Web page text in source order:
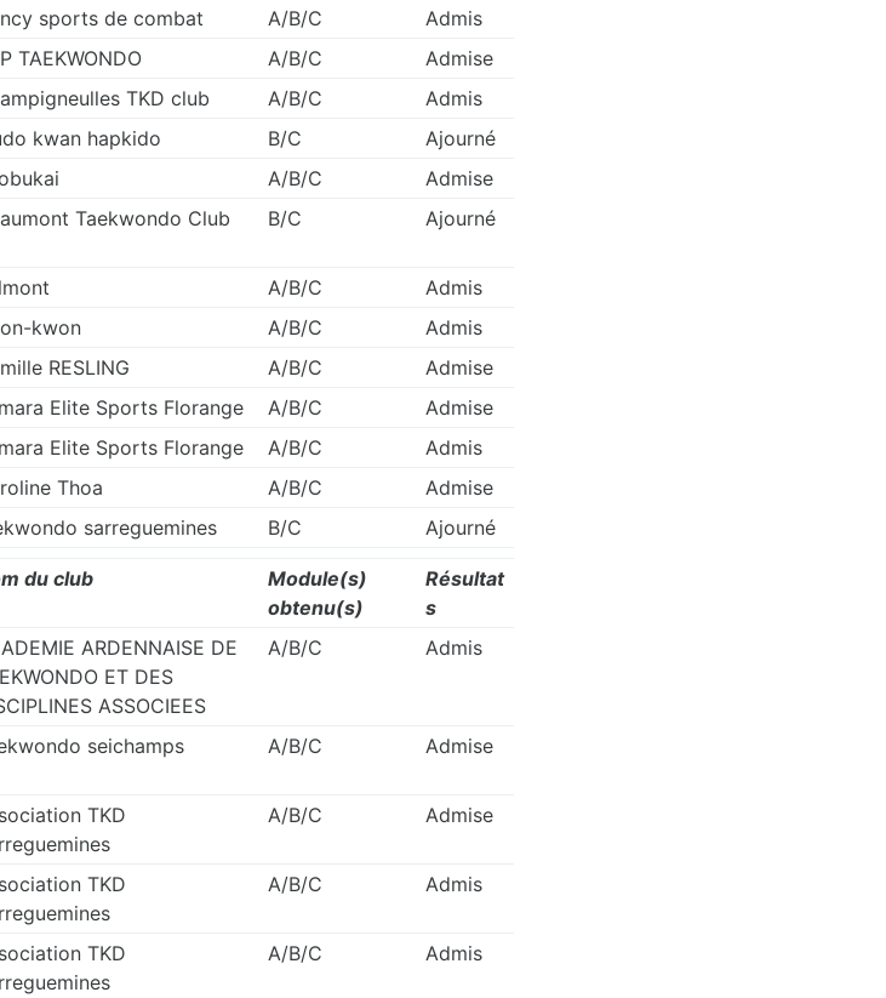
sports de combat A/B/C
Admis
TAEKWONDO A/B/C
Admise
TKD club A/B/C
Admis
kwan hapkido B/C
Ajourné
A/B/C
Admise
Taekwondo Club B/C Ajourné
A/B/C
Admis
kwon A/B/C
Admis
RESLING A/B/C
Admise
Elite Sports Florange A/B/C
Admise
Elite Sports Florange A/B/C
Admis
Thoa A/B/C
Admise
sarreguemines B/C Ajourné
du club
Module(s)
obtenu(s)
Résultat
s
ARDENNAISE DE
ET DES
ASSOCIEES
A/B/C Admis
seichamps A/B/C Admise
TKD
A/B/C Admise
TKD
A/B/C Admis
TKD
A/B/C Admis